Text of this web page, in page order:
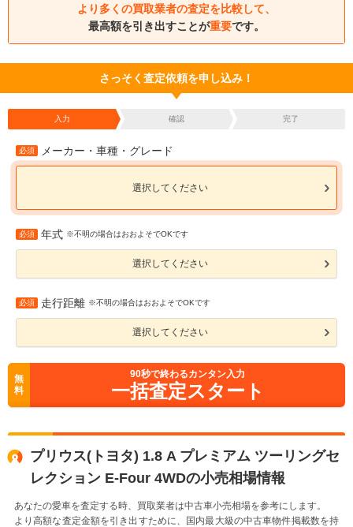
より多くの買取業者の査定を比較して、
最高額を引き出すことが重要です。
さっそく査定依頼を申し込み！
入力 確認 完了
必須 メーカー・車種・グレード
選択してください
必須 年式 ※不明の場合はおおよそでOKです
選択してください
必須 走行距離 ※不明の場合はおおよそでOKです
選択してください
無
料
90秒で終わるカンタン入力
一括査定スタート
プリウス(トヨタ) 1.8 A プレミアム ツーリングセ
レクション E-Four 4WDの小売相場情報
あなたの愛車を査定する時、買取業者は中古車小売相場を参考にします。
より高額な査定金額を引き出すために、国内最大級の中古車物件掲載数を持